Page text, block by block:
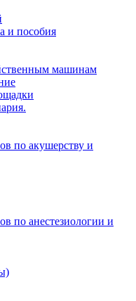
и пособия
машинам
по акушерству и
по анестезиологии и